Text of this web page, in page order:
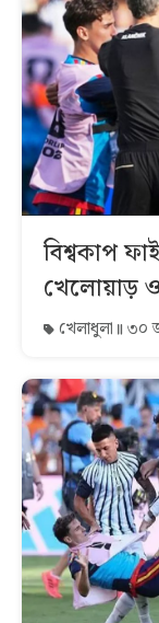
বিশ্বকাপ
খেলোয়াড়
খেলাধুলা ৩০